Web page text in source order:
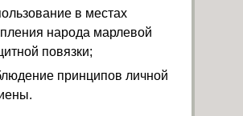
в местах
народа марлевой
повязки;
принципов личной